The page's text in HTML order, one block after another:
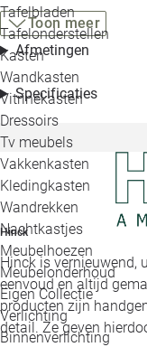
Tafelbladen
Tafelonderstellen
Kasten
Wandkasten
Vitrinekasten
Dressoirs
Tv meubels
Vakkenkasten
Kledingkasten
Wandrekken
Nachtkastjes
Meubelhoezen
Meubelonderhoud
Eigen Collectie
Verlichting
Binnenverlichting
Toon meer
Afmetingen
Specificaties
Hinck
Hinck is vernieuwend,
eenvoud en altijd
producten zijn
detail. Ze geven